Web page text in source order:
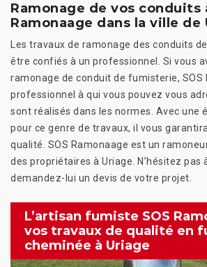
Ramonage de vos conduits
Ramonaage dans la ville de
Les travaux de ramonage des conduits
être confiés à un professionnel. Si vous
ramonage de conduit de fumisterie, SOS
professionnel à qui vous pouvez vous
sont réalisés dans les normes. Avec une
pour ce genre de travaux, il vous
qualité. SOS Ramonaage est un
des propriétaires à Uriage. N’hésitez pas
demandez-lui un devis de votre projet.
L’artisan fumiste SOS
vos travaux de qualité en
cheminée à Uriage